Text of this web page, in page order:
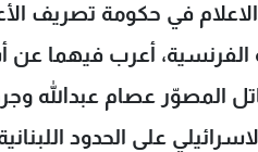
الاعلام في حكومة تصريف
الفرنسية، أعرب فيهما
المصوّر عصام عبدالله
على الحدود